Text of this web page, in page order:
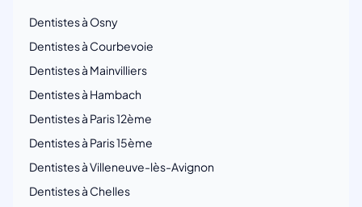
Dentistes à Osny
Dentistes à Courbevoie
Dentistes à Mainvilliers
Dentistes à Hambach
Dentistes à Paris 12ème
Dentistes à Paris 15ème
Dentistes à Villeneuve-lès-Avignon
Dentistes à Chelles